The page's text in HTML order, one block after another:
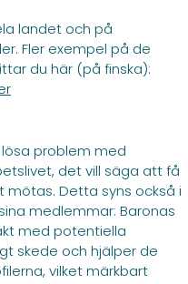
landet och på
Fler exempel på de
du här (på finska):
problem med
det vill säga att få
Detta syns också i
medlemmar: Baronas
med potentiella
skede och hjälper de
vilket märkbart